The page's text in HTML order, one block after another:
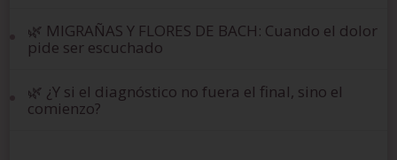
🌿 MIGRAÑAS Y FLORES DE BACH: Cuando el dolor
pide ser escuchado
🌿 ¿Y si el diagnóstico no fuera el final, sino el
comienzo?